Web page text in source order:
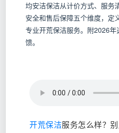
均安洁保洁从计价方式、服务
安全和售后保障五个维度，定
专业开荒保洁服务。附2026年
馈。
开荒保洁服务怎么样？别